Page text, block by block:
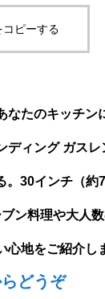
ピーする
たのキッチン
ディング ガスレ
30インチ（約
ン料理や大人
地をご紹介し
どうぞ